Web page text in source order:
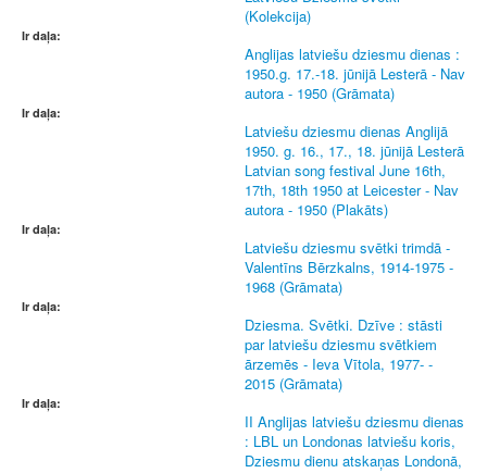
(Kolekcija)
Ir daļa:
Anglijas latviešu dziesmu dienas :
1950.g. 17.-18. jūnijā Lesterā - Nav
autora - 1950 (Grāmata)
Ir daļa:
Latviešu dziesmu dienas Anglijā
1950. g. 16., 17., 18. jūnijā Lesterā
Latvian song festival June 16th,
17th, 18th 1950 at Leicester - Nav
autora - 1950 (Plakāts)
Ir daļa:
Latviešu dziesmu svētki trimdā -
Valentīns Bērzkalns, 1914-1975 -
1968 (Grāmata)
Ir daļa:
Dziesma. Svētki. Dzīve : stāsti
par latviešu dziesmu svētkiem
ārzemēs - Ieva Vītola, 1977- -
2015 (Grāmata)
Ir daļa:
II Anglijas latviešu dziesmu dienas
: LBL un Londonas latviešu koris,
Dziesmu dienu atskaņas Londonā,